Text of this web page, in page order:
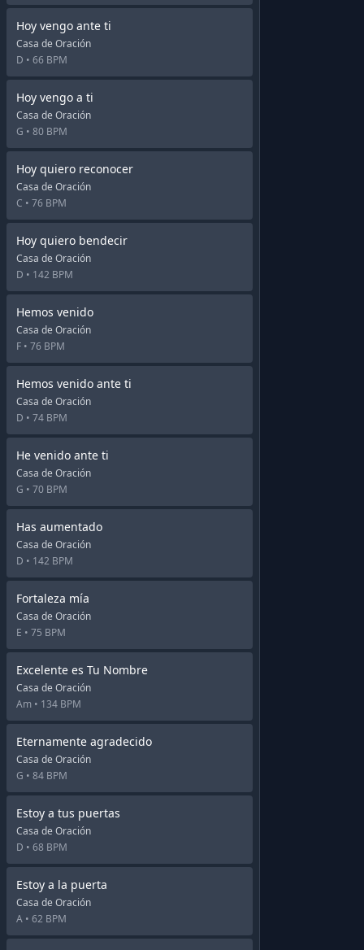
Hoy vengo ante ti
Casa de Oración
D • 66 BPM
Hoy vengo a ti
Casa de Oración
G • 80 BPM
Hoy quiero reconocer
Casa de Oración
C • 76 BPM
Hoy quiero bendecir
Casa de Oración
D • 142 BPM
Hemos venido
Casa de Oración
F • 76 BPM
Hemos venido ante ti
Casa de Oración
D • 74 BPM
He venido ante ti
Casa de Oración
G • 70 BPM
Has aumentado
Casa de Oración
D • 142 BPM
Fortaleza mía
Casa de Oración
E • 75 BPM
Excelente es Tu Nombre
Casa de Oración
Am • 134 BPM
Eternamente agradecido
Casa de Oración
G • 84 BPM
Estoy a tus puertas
Casa de Oración
D • 68 BPM
Estoy a la puerta
Casa de Oración
A • 62 BPM